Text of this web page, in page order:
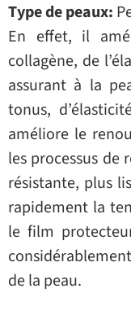
Type de peaux:
En effet, il
collagène, de
assurant à la
tonus,
améliore le
les processus de
résistante, plus
rapidement la
le film
de la peau.